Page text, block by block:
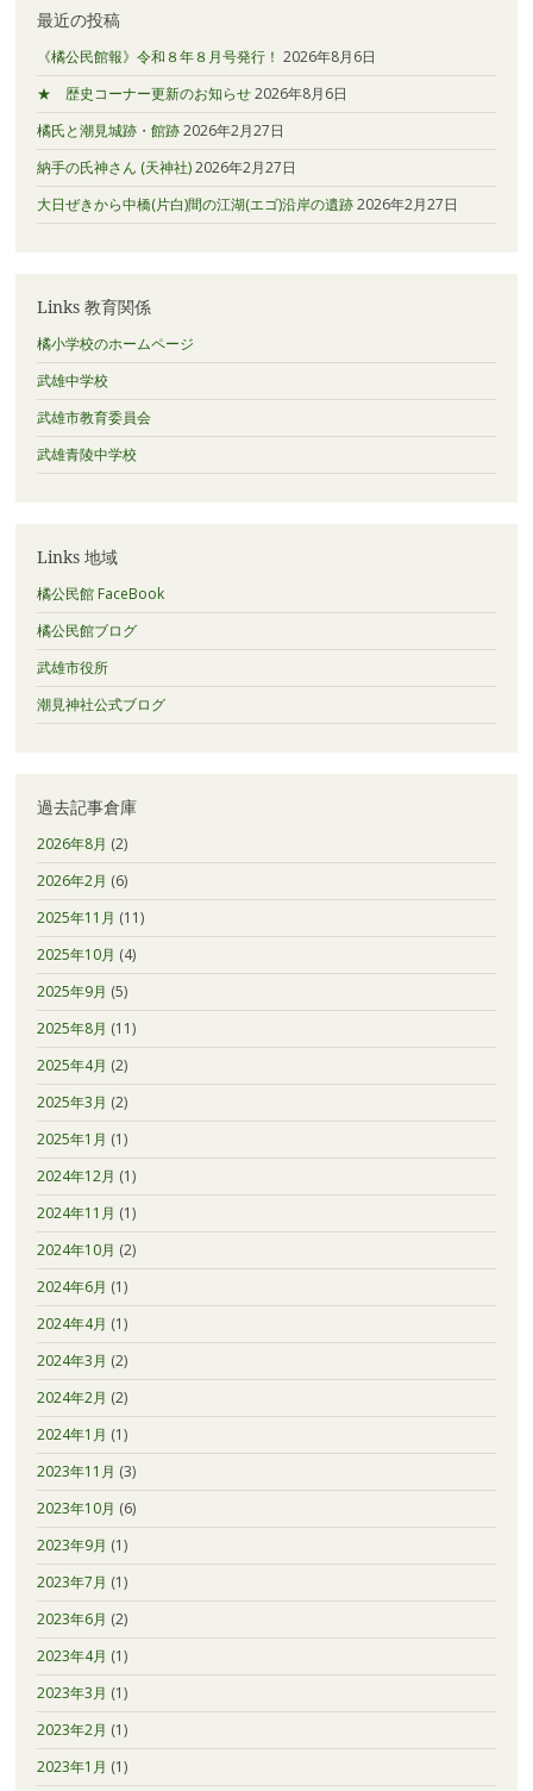
最近の投稿
《橘公民館報》令和８年８月号発行！ 2026年8月6日
★ 歴史コーナー更新のお知らせ2026年8月6日
橘氏と潮見城跡・館跡2026年2月27日
納手の氏神さん (天神社)2026年2月27日
大日ぜきから中橋(片白)間の江湖(エゴ)沿岸の遺跡2026年2月27日
Links 教育関係
橘小学校のホームページ
武雄中学校
武雄市教育委員会
武雄青陵中学校
Links 地域
橘公民館 FaceBook
橘公民館ブログ
武雄市役所
潮見神社公式ブログ
過去記事倉庫
2026年8月 (2)
2026年2月 (6)
2025年11月 (11)
2025年10月 (4)
2025年9月 (5)
2025年8月 (11)
2025年4月 (2)
2025年3月 (2)
2025年1月 (1)
2024年12月 (1)
2024年11月 (1)
2024年10月 (2)
2024年6月 (1)
2024年4月 (1)
2024年3月 (2)
2024年2月 (2)
2024年1月 (1)
2023年11月 (3)
2023年10月 (6)
2023年9月 (1)
2023年7月 (1)
2023年6月 (2)
2023年4月 (1)
2023年3月 (1)
2023年2月 (1)
2023年1月 (1)